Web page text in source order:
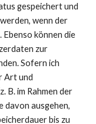
gespeichert und
wenn der
können die
zur
Sofern ich
Art und
B. im Rahmen der
davon ausgehen,
bis zu